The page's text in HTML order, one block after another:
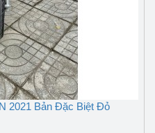
2021 Bản Đặc Biệt Đỏ